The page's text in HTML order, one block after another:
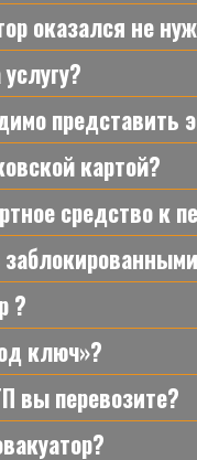
оказался не
представить
картой?
средство к
?
ключ»?
вы перевозите?